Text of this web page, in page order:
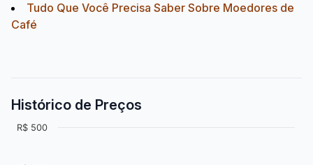
Tudo Que Você Precisa Saber Sobre Moedores de
Café
Histórico de Preços
R$ 500